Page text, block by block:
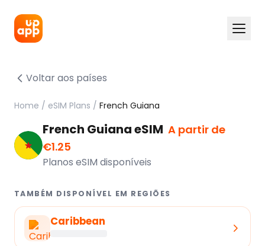
Voltar aos países
Home / eSIM Plans / French Guiana
French Guiana eSIM A partir de
€1.25
Planos eSIM disponíveis
TAMBÉM DISPONÍVEL EM REGIÕES
Caribbean